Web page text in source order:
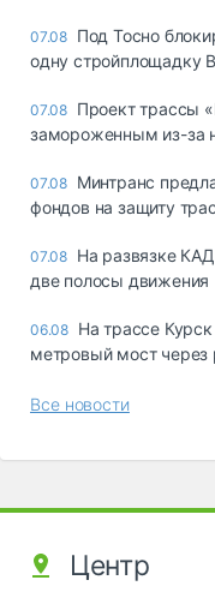
07.08 Под Тосно
одну стройплощадку
07.08 Проект трассы
замороженным из-за
07.08 Минтранс
фондов на защиту
07.08 На развязке
две полосы движения
06.08 На трассе
метровый мост через
Все новости
Центр